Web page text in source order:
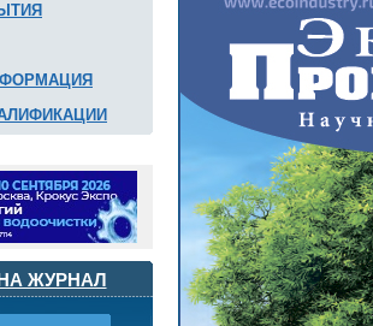
ЖУРНАЛ